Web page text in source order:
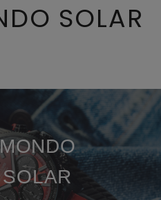
SOLAR
SOLAR